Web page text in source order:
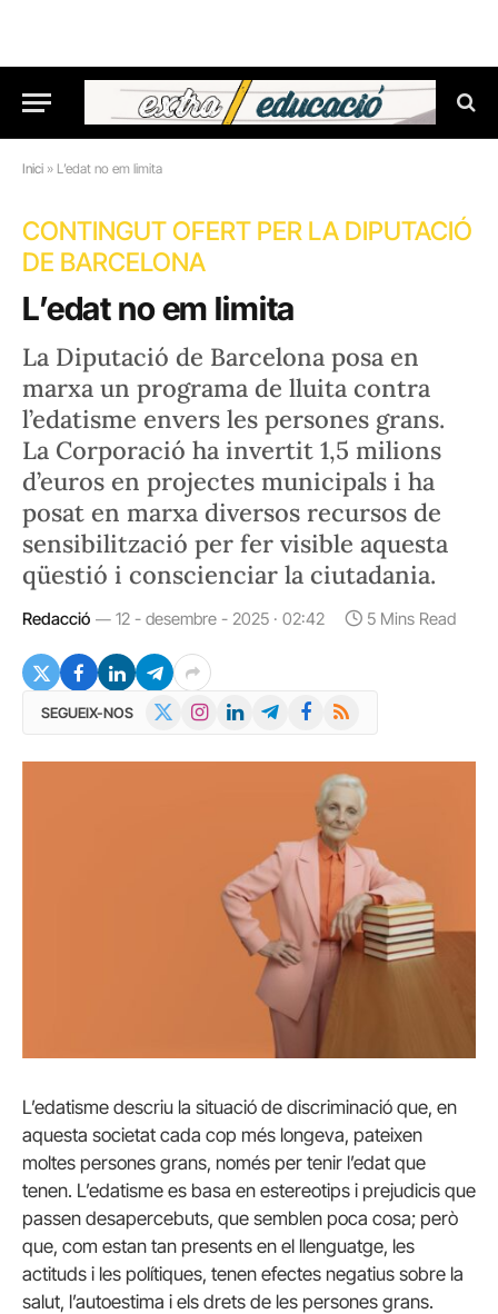
Inici » L’edat no em limita
CONTINGUT OFERT PER LA DIPUTACIÓ
DE BARCELONA
L’edat no em limita
La Diputació de Barcelona posa en
marxa un programa de lluita contra
l’edatisme envers les persones grans.
La Corporació ha invertit 1,5 milions
d’euros en projectes municipals i ha
posat en marxa diversos recursos de
sensibilització per fer visible aquesta
qüestió i conscienciar la ciutadania.
Redacció 12 - desembre - 2025 · 02:42 5 Mins Read
SEGUEIX-NOS InstagramLinkedInTelegramFacebook
RSS
L’edatisme descriu la situació de discriminació que, en
aquesta societat cada cop més longeva, pateixen
moltes persones grans, només per tenir l’edat que
tenen. L’edatisme es basa en estereotips i prejudicis que
passen desapercebuts, que semblen poca cosa; però
que, com estan tan presents en el llenguatge, les
actituds i les polítiques, tenen efectes negatius sobre la
salut, l’autoestima i els drets de les persones grans.